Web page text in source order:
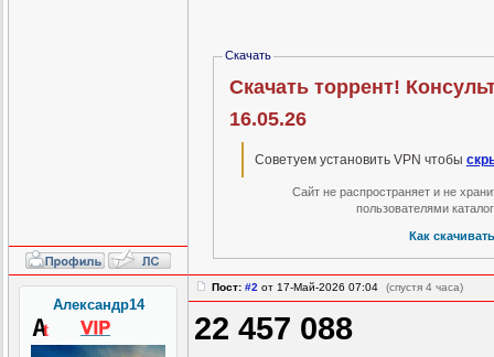
Скачать
Скачать торрент!
16.05.26
Советуем установить VPN чтобы
Сайт не распространяет и не
пользователями
Как
Александр14
Пост: #2 от 17-Май-2026 07:04 (спустя 4 часа)
22 457 088